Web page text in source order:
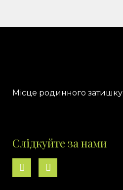
Місце родинного затишку
Слідкуйте за нами
F
a
I
n